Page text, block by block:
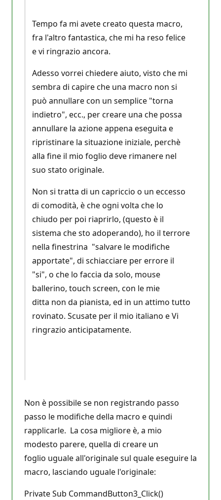
Tempo fa mi avete creato questa macro,
fra l'altro fantastica, che mi ha reso felice
e vi ringrazio ancora.
Adesso vorrei chiedere aiuto, visto che mi
sembra di capire che una macro non si
può annullare con un semplice "torna
indietro", ecc., per creare una che possa
annullare la azione appena eseguita e
ripristinare la situazione iniziale, perchè
alla fine il mio foglio deve rimanere nel
suo stato originale.
Non si tratta di un capriccio o un eccesso
di comodità, è che ogni volta che lo
chiudo per poi riaprirlo, (questo è il
sistema che sto adoperando), ho il terrore
nella finestrina "salvare le modifiche
apportate", di schiacciare per errore il
"si", o che lo faccia da solo, mouse
ballerino, touch screen, con le mie
ditta non da pianista, ed in un attimo tutto
rovinato. Scusate per il mio italiano e Vi
ringrazio anticipatamente.
Non è possibile se non registrando passo
passo le modifiche della macro e quindi
rapplicarle. La cosa migliore è, a mio
modesto parere, quella di creare un
foglio uguale all'originale sul quale eseguire la
macro, lasciando uguale l'originale:
Private Sub CommandButton3_Click()